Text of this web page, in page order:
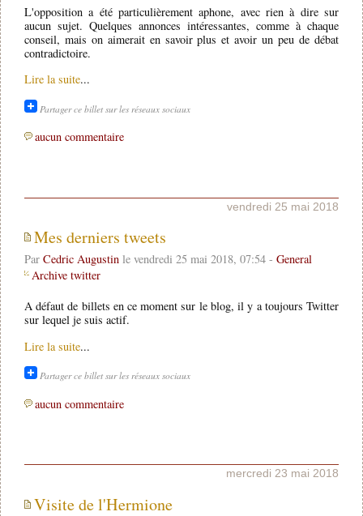
L'opposition a été particulièrement aphone, avec rien à dire sur
aucun sujet. Quelques annonces intéressantes, comme à chaque
conseil, mais on aimerait en savoir plus et avoir un peu de débat
contradictoire.
Lire la suite...
Partager ce billet sur les réseaux sociaux
aucun commentaire
vendredi 25 mai 2018
Mes derniers tweets
Par Cedric Augustinle vendredi 25 mai 2018, 07:54 - General
Archive twitter
A défaut de billets en ce moment sur le blog, il y a toujours Twitter
sur lequel je suis actif.
Lire la suite...
Partager ce billet sur les réseaux sociaux
aucun commentaire
mercredi 23 mai 2018
Visite de l'Hermione